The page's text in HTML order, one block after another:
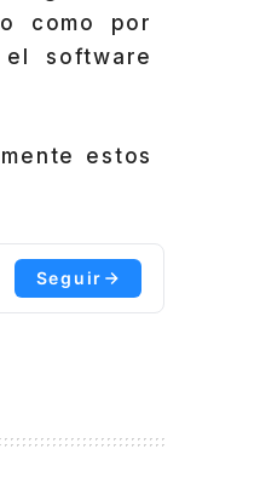
como por
software
estos
Seguir